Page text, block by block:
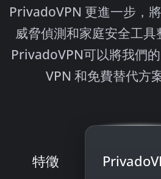
PrivadoVPN 更進一步，將
威脅偵測和家庭安全工具
PrivadoVPN可以將我們
VPN 和免費替代方
特徵 Privado